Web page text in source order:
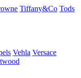
Tiffany&Co Tods
Vehla Versace